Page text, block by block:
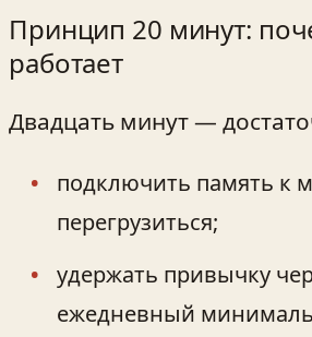
Принцип 20 минут:
работает
Двадцать минут —
подключить память к
перегрузиться;
удержать привычку
ежедневный